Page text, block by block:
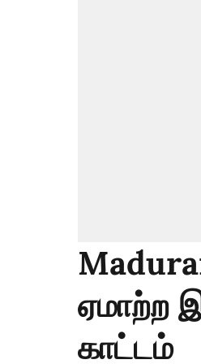
ஏமாற்ற
காட்டம்